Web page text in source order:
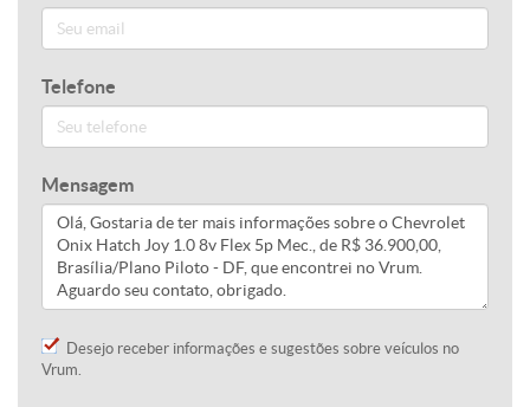
Telefone
Mensagem
Desejo receber informações e sugestões sobre veículos no
Vrum.